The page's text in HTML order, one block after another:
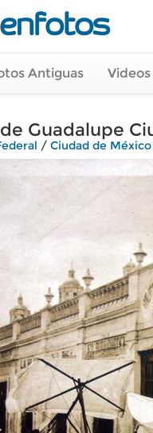
Antiguas
Guadalupe
/ Ciudad de México